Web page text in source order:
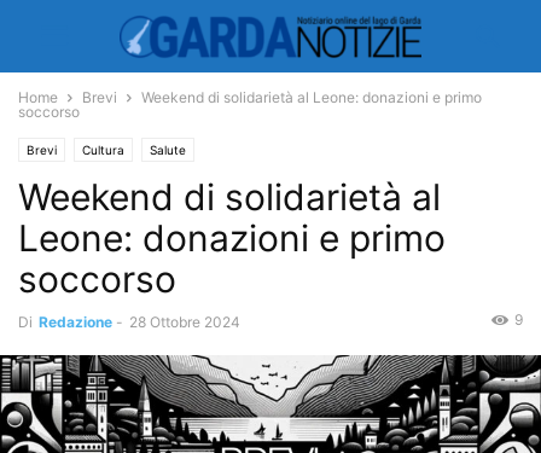
Home Brevi
Weekend di solidarietà al Leone: donazioni e primo
soccorso
Brevi Cultura Salute
Weekend di solidarietà al
Leone: donazioni e primo
soccorso
Di Redazione - 28 Ottobre 2024 9